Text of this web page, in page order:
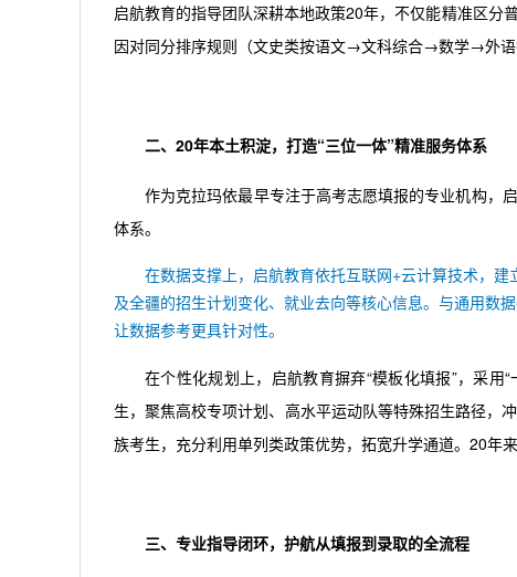
启航教育的指导团队深耕本地政策20年，不仅能精准区分
因对同分排序规则（文史类按语文→文科综合→数学→外
二、20年本土积淀，打造“三位一体”精准服务体系
作为克拉玛依最早专注于高考志愿填报的专业机构，
体系。
在数据支撑上，启航教育依托互联网+云计算技术，
及全疆的招生计划变化、就业去向等核心信息。与通用数
让数据参考更具针对性。
在个性化规划上，启航教育摒弃“模板化填报”，采
生，聚焦高校专项计划、高水平运动队等特殊招生路径，
族考生，充分利用单列类政策优势，拓宽升学通道。20年
三、专业指导闭环，护航从填报到录取的全流程